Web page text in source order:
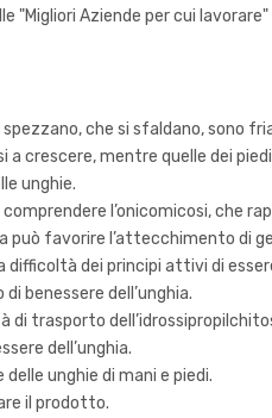
"Migliori Aziende per cui
che si sfaldano, sono
crescere, mentre quelle dei
unghie.
l’onicomicosi, che
favorire l’attecchimento di
difficoltà dei principi attivi di
benessere dell’unghia.
di trasporto
dell’unghia.
delle unghie di mani e piedi.
il prodotto.